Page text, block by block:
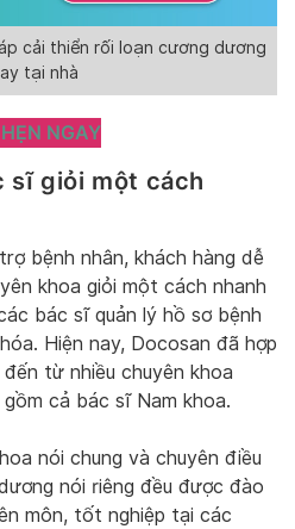
cải thiển rối loạn cương dương
tại nhà
NGAY
sĩ giỏi một cách
bệnh nhân, khách hàng dễ
khoa giỏi một cách nhanh
bác sĩ quản lý hồ sơ bệnh
Hiện nay, Docosan đã hợp
từ nhiều chuyên khoa
cả bác sĩ Nam khoa.
nói chung và chuyên điều
nói riêng đều được đào
môn, tốt nghiệp tại các